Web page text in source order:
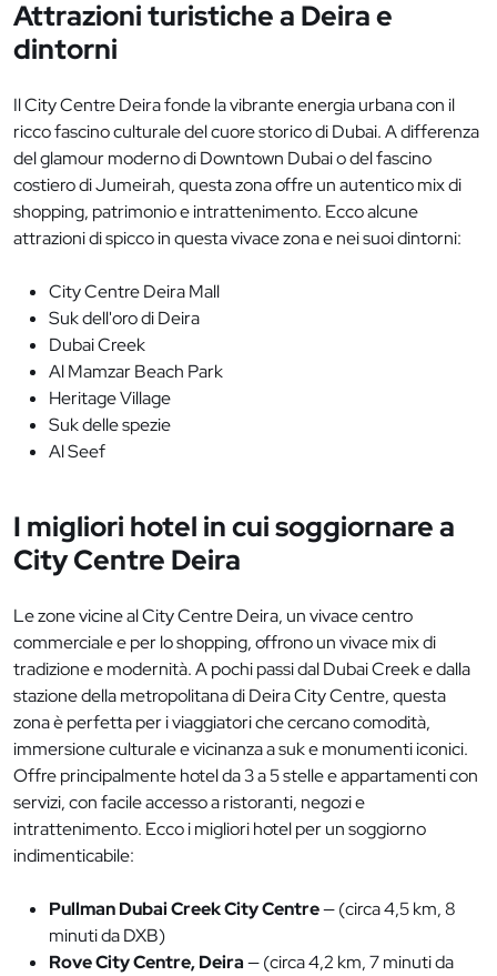
Attrazioni turistiche a Deira e
dintorni
Il City Centre Deira fonde la vibrante energia urbana con il
ricco fascino culturale del cuore storico di Dubai. A differenza
del glamour moderno di Downtown Dubai o del fascino
costiero di Jumeirah, questa zona offre un autentico mix di
shopping, patrimonio e intrattenimento. Ecco alcune
attrazioni di spicco in questa vivace zona e nei suoi dintorni:
City Centre Deira Mall
Suk dell'oro di Deira
Dubai Creek
Al Mamzar Beach Park
Heritage Village
Suk delle spezie
Al Seef
I migliori hotel in cui soggiornare a
City Centre Deira
Le zone vicine al City Centre Deira, un vivace centro
commerciale e per lo shopping, offrono un vivace mix di
tradizione e modernità. A pochi passi dal Dubai Creek e dalla
stazione della metropolitana di Deira City Centre, questa
zona è perfetta per i viaggiatori che cercano comodità,
immersione culturale e vicinanza a suk e monumenti iconici.
Offre principalmente hotel da 3 a 5 stelle e appartamenti con
servizi, con facile accesso a ristoranti, negozi e
intrattenimento. Ecco i migliori hotel per un soggiorno
indimenticabile:
Pullman Dubai Creek City Centre— (circa 4,5 km, 8
minuti da DXB)
Rove City Centre, Deira— (circa 4,2 km, 7 minuti da